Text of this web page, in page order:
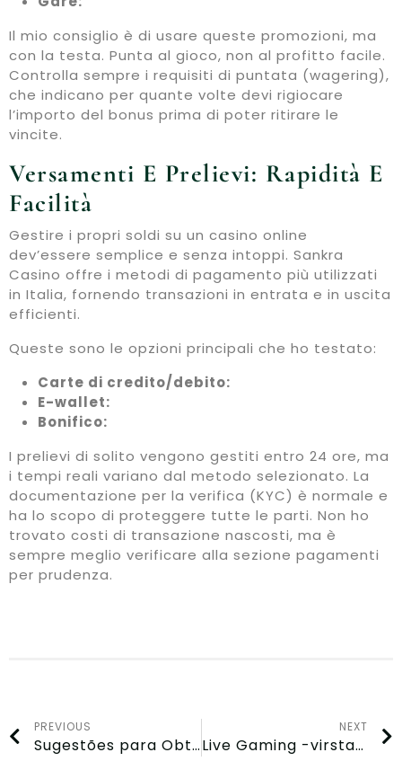
Il mio consiglio è di usare queste promozioni, ma
con la testa. Punta al gioco, non al profitto facile.
Controlla sempre i requisiti di puntata (wagering),
che indicano per quante volte devi rigiocare
l’importo del bonus prima di poter ritirare le
vincite.
Versamenti E Prelievi: Rapidità E
Facilità
Gestire i propri soldi su un casino online
dev’essere semplice e senza intoppi. Sankra
Casino offre i metodi di pagamento più utilizzati
in Italia, fornendo transazioni in entrata e in uscita
efficienti.
Queste sono le opzioni principali che ho testato:
Carte di credito/debito:
E-wallet:
Bonifico:
I prelievi di solito vengono gestiti entro 24 ore, ma
i tempi reali variano dal metodo selezionato. La
documentazione per la verifica (KYC) è normale e
ha lo scopo di proteggere tutte le parti. Non ho
trovato costi di transazione nascosti, ma è
sempre meglio verificare alla sezione pagamenti
per prudenza.
PREVIOUS
Sugestões para Obter Com mais Assiduidade ao Participar no Mr Vegas Casino em Portugal
NEXT
Live Gaming -virstanpylväs: Lucky Dreams Casino lanseeraa huipputason studion Suomessa